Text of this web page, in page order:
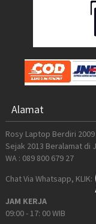
Alamat
Rosy Laptop Berdiri
Sejak 2013 Beralamat di
WA : 089 800 679 27
Chat Via Whatsapp, KLIK:
JAM KERJA
09:00 - 17: 00 WIB